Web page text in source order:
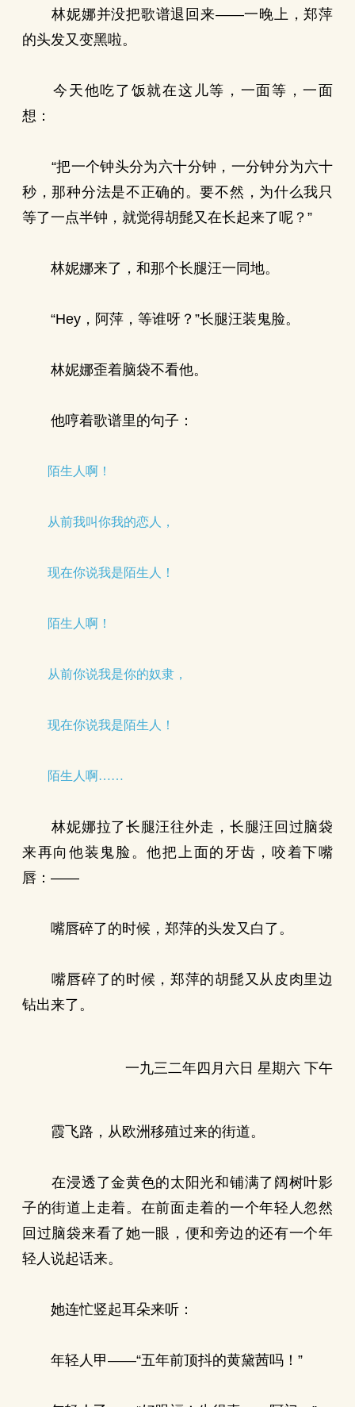
林妮娜并没把歌谱退回来——一晚上，郑萍
的头发又变黑啦。
今天他吃了饭就在这儿等，一面等，一面
想：
“把一个钟头分为六十分钟，一分钟分为六十
秒，那种分法是不正确的。要不然，为什么我只
等了一点半钟，就觉得胡髭又在长起来了呢？”
林妮娜来了，和那个长腿汪一同地。
“Hey，阿萍，等谁呀？”长腿汪装鬼脸。
林妮娜歪着脑袋不看他。
他哼着歌谱里的句子：
陌生人啊！
从前我叫你我的恋人，
现在你说我是陌生人！
陌生人啊！
从前你说我是你的奴隶，
现在你说我是陌生人！
陌生人啊……
林妮娜拉了长腿汪往外走，长腿汪回过脑袋
来再向他装鬼脸。他把上面的牙齿，咬着下嘴
唇：——
嘴唇碎了的时候，郑萍的头发又白了。
嘴唇碎了的时候，郑萍的胡髭又从皮肉里边
钻出来了。
一九三二年四月六日 星期六 下午
霞飞路，从欧洲移殖过来的街道。
在浸透了金黄色的太阳光和铺满了阔树叶影
子的街道上走着。在前面走着的一个年轻人忽然
回过脑袋来看了她一眼，便和旁边的还有一个年
轻人说起话来。
她连忙竖起耳朵来听：
年轻人甲——“五年前顶抖的黄黛茜吗！”